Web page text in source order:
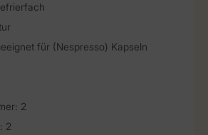
für (Nespresso) Kapseln
2
2